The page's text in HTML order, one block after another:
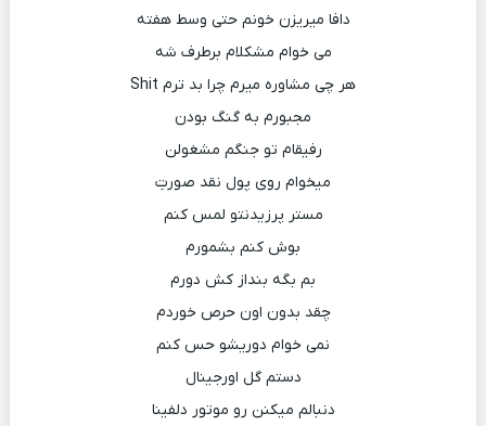
دافا میریزن خونم حتی وسط هفته
می خوام مشکلام برطرف شه
هر چی مشاوره میرم چرا بد ترم Shit
مجبورم به گنگ بودن
رفیقام تو جنگم مشغولن
میخوام روی پول نقد صورتِ
مستر پرزیدنتو لمس کنم
بوش کنم بشمورم
بم بگه بنداز کش دورم
چقد بدون اون حرص خوردم
نمی خوام دوریشو حس کنم
دستم گل اورجینال
دنبالم میکنن رو موتور دلفینا